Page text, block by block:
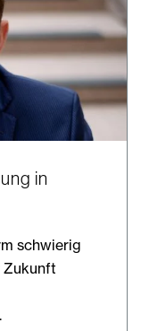
in
schwierig
Zukunft